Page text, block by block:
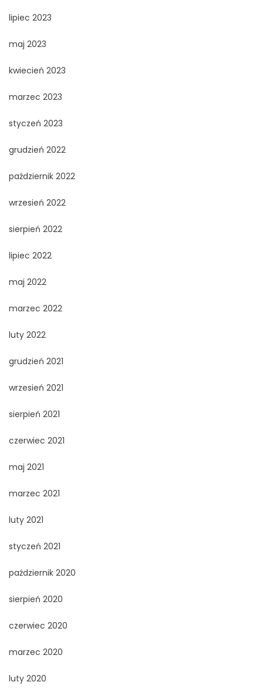
lipiec 2023
maj 2023
kwiecień 2023
marzec 2023
styczeń 2023
grudzień 2022
październik 2022
wrzesień 2022
sierpień 2022
lipiec 2022
maj 2022
marzec 2022
luty 2022
grudzień 2021
wrzesień 2021
sierpień 2021
czerwiec 2021
maj 2021
marzec 2021
luty 2021
styczeń 2021
październik 2020
sierpień 2020
czerwiec 2020
marzec 2020
luty 2020